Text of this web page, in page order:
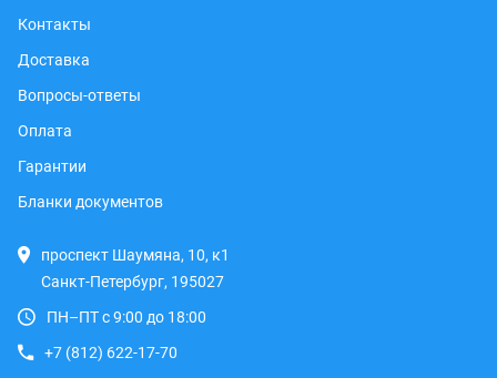
Контакты
Доставка
Вопросы-ответы
Оплата
Гарантии
Бланки документов
проспект Шаумяна, 10, к1
Санкт-Петербург, 195027
ПН–ПТ с 9:00 до 18:00
+7 (812) 622-17-70